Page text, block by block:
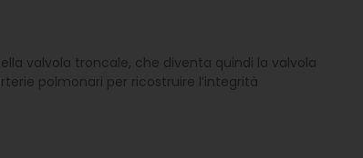
valvola troncale, che diventa quindi la valvola
polmonari per ricostruire l’integrità